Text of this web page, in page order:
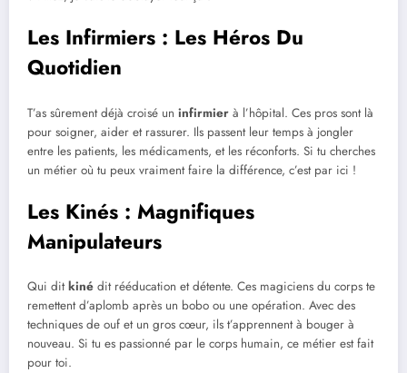
Les Infirmiers : Les Héros Du
Quotidien
T’as sûrement déjà croisé un infirmier à l’hôpital. Ces pros sont là
pour soigner, aider et rassurer. Ils passent leur temps à jongler
entre les patients, les médicaments, et les réconforts. Si tu cherches
un métier où tu peux vraiment faire la différence, c’est par ici !
Les Kinés : Magnifiques
Manipulateurs
Qui ditkiné dit rééducation et détente. Ces magiciens du corps te
remettent d’aplomb après un bobo ou une opération. Avec des
techniques de ouf et un gros cœur, ils t’apprennent à bouger à
nouveau. Si tu es passionné par le corps humain, ce métier est fait
pour toi.